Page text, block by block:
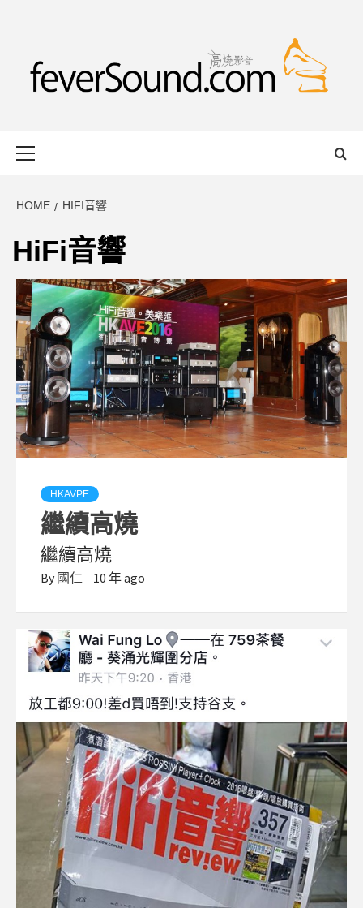
HOME HIFI音響
HiFi音響
HKAVPE
繼續高燒
繼續高燒
By 國仁 10 年 ago